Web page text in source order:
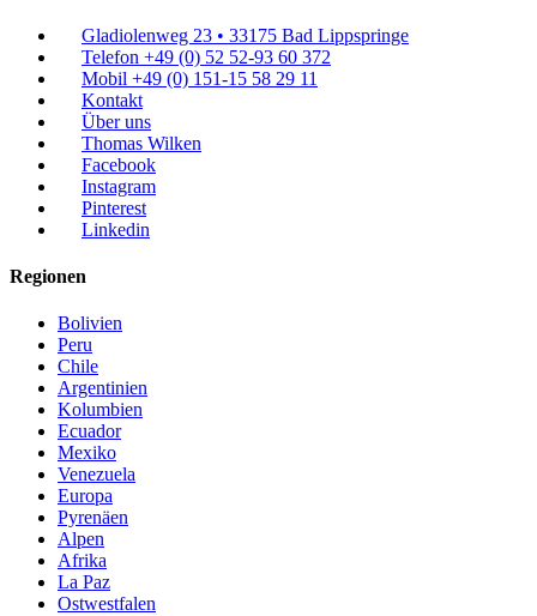
Gladiolenweg 23 • 33175 Bad Lippspringe
Telefon +49 (0) 52 52-93 60 372
Mobil +49 (0) 151-15 58 29 11
Kontakt
Über uns
Thomas Wilken
Facebook
Instagram
Pinterest
Linkedin
Regionen
Bolivien
Peru
Chile
Argentinien
Kolumbien
Ecuador
Mexiko
Venezuela
Europa
Pyrenäen
Alpen
Afrika
La Paz
Ostwestfalen